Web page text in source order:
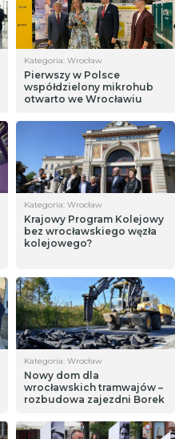
Kategoria: Wrocław
Pierwszy w Polsce
współdzielony mikrohub
otwarto we Wrocławiu
Kategoria: Wrocław
Krajowy Program Kolejowy
bez wrocławskiego węzła
kolejowego?
Kategoria: Wrocław
Nowy dom dla
wrocławskich tramwajów –
rozbudowa zajezdni Borek